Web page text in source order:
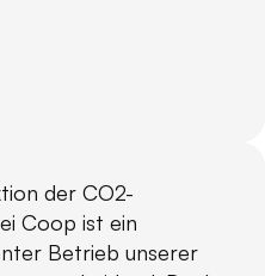
der CO2-
Coop ist ein
Betrieb unserer